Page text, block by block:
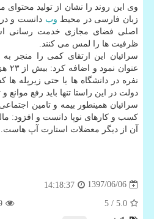
وی این روند را نشان از تولید محتوای
زبان فارسی در محیط وب دانست و
اصلی فضای مجازی خدمت رسانی
ظرفیت ها را لمس می كنند.
نفره در دانشگاه ها یا حتی زیرپله
دولت در این راستا تنها باید رفع موانع
سرائیان همینطور بیمه و تامین
كسب و كارهای نوپا دانست و افزود:
آن از دیگر معضلات استارت آپ هاست.
1397/06/06
14:18:37
5.0
/ 5